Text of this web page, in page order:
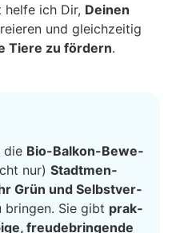
ich Dir, Dei­nen
und gleich­zei­tig
Tie­re zu för­dern.
die Bio-Bal­kon-Bewe­
nur) Stadt­men­
Grün und Selbst­ver­
brin­gen. Sie gibt prak­
freu­de­brin­gen­de